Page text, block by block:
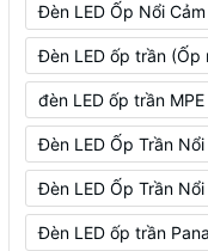
Đèn LED Ốp Nổi
Đèn LED ốp trần (Ốp
đèn LED ốp trần MPE
Đèn LED Ốp Trần
Đèn LED Ốp Trần Nổi
Đèn LED ốp trần